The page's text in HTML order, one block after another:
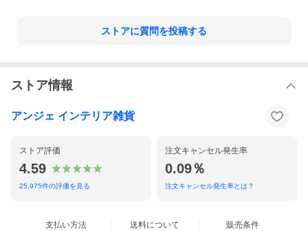
ふだん着見えラッシュパンツ
水遊びやプール、海などで、ジリジリ照り付ける太陽から肌を守
るラッシュパンツ。短パンやピタっとしたものも多いイメージで
こちらです。
つつも、お家からそのままプールに行けるくらい、寄り道もでき
ストアに質問を投稿する
ストア情報
アンジェ インテリア雑貨
ストア評価
4.59
25,975件の評価を見る
注文キャンセル発生率
0.09％
注文キャンセル発生率とは？
支払い方法 送料について 販売条件